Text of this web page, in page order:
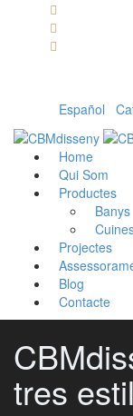
Español
Home
Qui Som
Productes
Banys
Projectes
Blog
Contacte
tres